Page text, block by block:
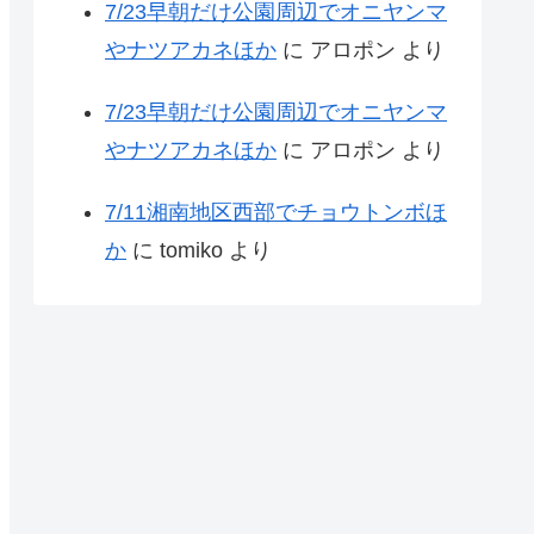
7/23早朝だけ公園周辺でオニヤンマ
やナツアカネほか に アロポン より
7/23早朝だけ公園周辺でオニヤンマ
やナツアカネほか に アロポン より
7/11湘南地区西部でチョウトンボほ
か に tomiko より